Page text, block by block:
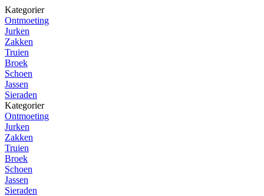
Kategorier
Ontmoeting
Jurken
Zakken
Truien
Broek
Schoen
Jassen
Sieraden
Kategorier
Ontmoeting
Jurken
Zakken
Truien
Broek
Schoen
Jassen
Sieraden